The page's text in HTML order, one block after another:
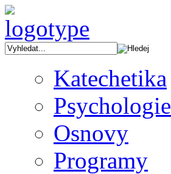
Katechetika
Psychologie
Osnovy
Programy